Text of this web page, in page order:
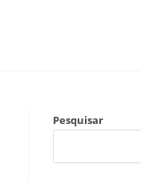
Pesquisar